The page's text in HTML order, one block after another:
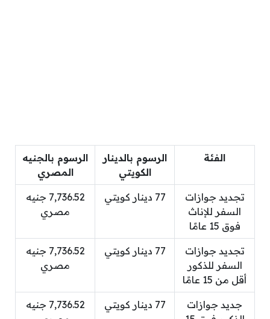
الفئة
الرسوم بالدينار
الكويتي
الرسوم بالجنيه
المصري
تجديد جوازات
السفر للإناث
فوق 15 عامًا
77 دينار كويتي
7,736.52 جنيه
مصري
تجديد جوازات
السفر للذكور
أقل من 15 عامًا
77 دينار كويتي
7,736.52 جنيه
مصري
جديد جوازات
77 دينار كويتي
7,736.52 جنيه